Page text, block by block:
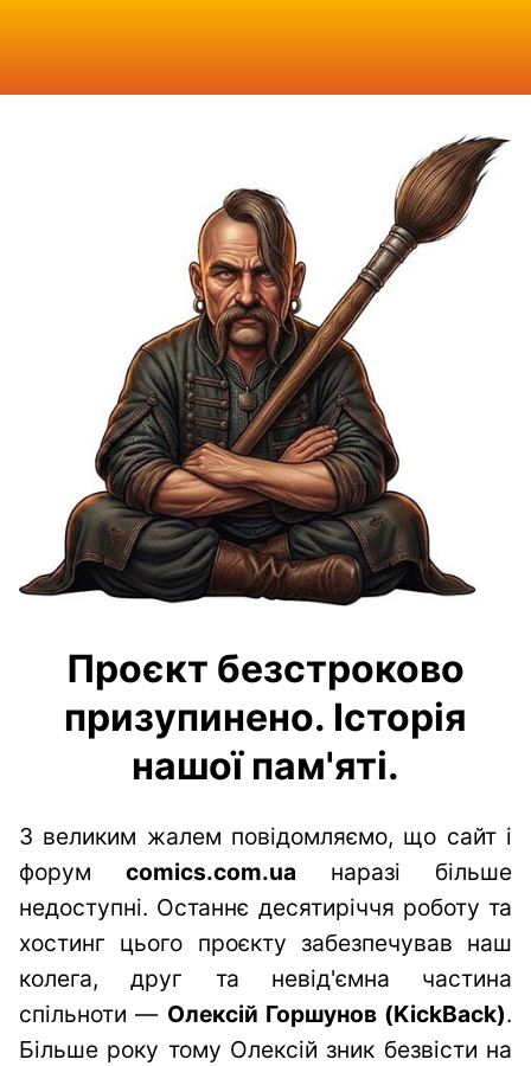
Проєкт безстроково
призупинено. Історія
нашої пам'яті.
З великим жалем повідомляємо, що сайт і
форум comics.com.ua наразі більше
недоступні. Останнє десятиріччя роботу та
хостинг цього проєкту забезпечував наш
колега, друг та невід'ємна частина
спільноти — Олексій Горшунов (KickBack).
Більше року тому Олексій зник безвісти на